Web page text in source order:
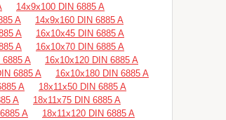
14х9х100 DIN 6885 A
A
14х9х160 DIN 6885 A
A
16х10х45 DIN 6885 A
A
16х10х70 DIN 6885 A
6885 A
16х10х120 DIN 6885 A
6885 A
16х10х180 DIN 6885 A
A
18х11х50 DIN 6885 A
A
18х11х75 DIN 6885 A
A
18х11х120 DIN 6885 A